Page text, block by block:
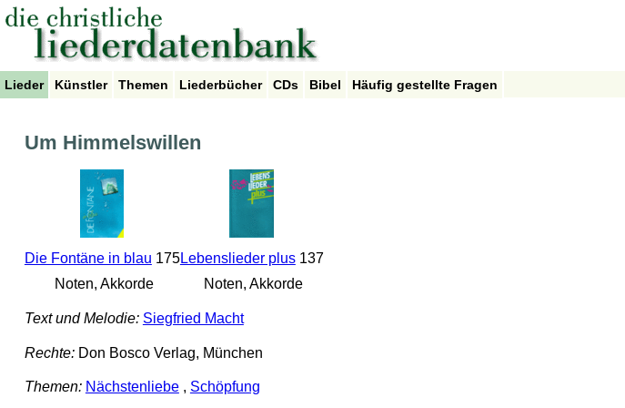
Lieder Künstler Themen Liederbücher CDs Bibel Häufig gestellte Fragen
Um Himmelswillen
Die Fontäne in blau 175
Noten, Akkorde
Lebenslieder plus137
Noten, Akkorde
Text und Melodie: Siegfried Macht
Rechte:Don Bosco Verlag, München
Themen: Nächstenliebe, Schöpfung